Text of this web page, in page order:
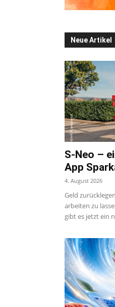
Neue Artikel
S-Neo –
App
4. August 2026
Geld
arbeiten zu
gibt es jetzt ein